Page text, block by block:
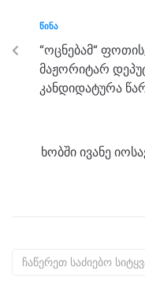
b
o
o
k
g
er
ᲬᲘᲜᲐ
“ოცნებამ“
მაჟორიტარ
კანდიდატურა
ხობში ივანე